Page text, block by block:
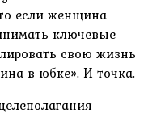
если женщина
ключевые
свою жизнь
в юбке». И точка.